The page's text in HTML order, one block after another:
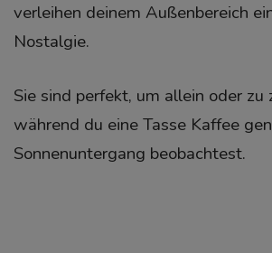
verleihen deinem Außenbereich
Nostalgie.
Sie sind perfekt, um allein oder
während du eine Tasse Kaffee
Sonnenuntergang beobachtest.